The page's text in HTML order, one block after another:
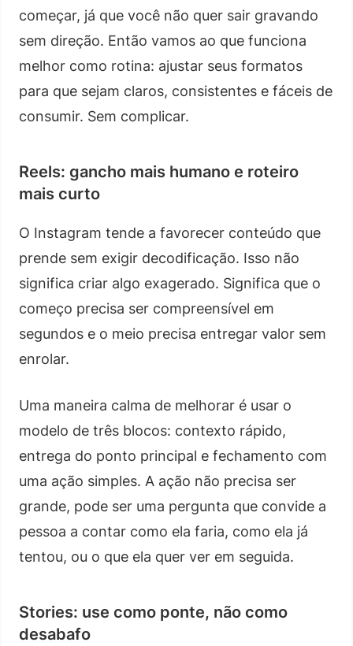
começar, já que você não quer sair gravando
sem direção. Então vamos ao que funciona
melhor como rotina: ajustar seus formatos
para que sejam claros, consistentes e fáceis de
consumir. Sem complicar.
Reels: gancho mais humano e roteiro
mais curto
O Instagram tende a favorecer conteúdo que
prende sem exigir decodificação. Isso não
significa criar algo exagerado. Significa que o
começo precisa ser compreensível em
segundos e o meio precisa entregar valor sem
enrolar.
Uma maneira calma de melhorar é usar o
modelo de três blocos: contexto rápido,
entrega do ponto principal e fechamento com
uma ação simples. A ação não precisa ser
grande, pode ser uma pergunta que convide a
pessoa a contar como ela faria, como ela já
tentou, ou o que ela quer ver em seguida.
Stories: use como ponte, não como
desabafo